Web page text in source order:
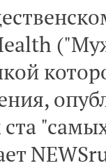
ста